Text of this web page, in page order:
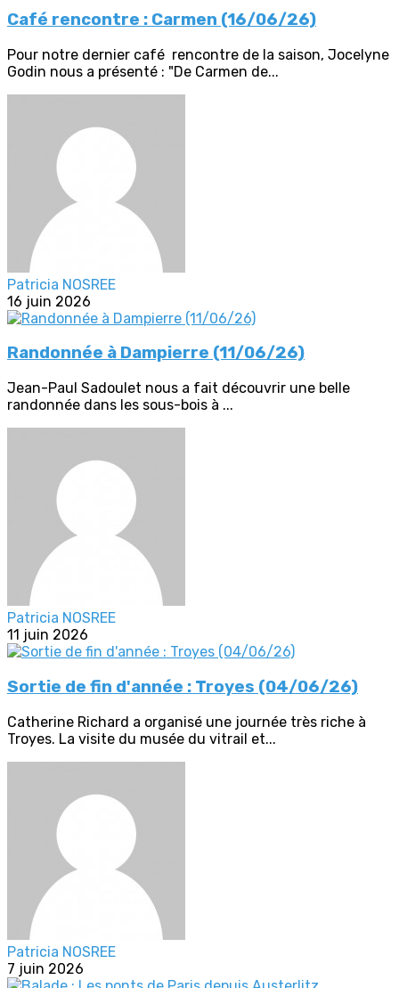
Café rencontre : Carmen (16/06/26)
Pour notre dernier café rencontre de la saison, Jocelyne
Godin nous a présenté : "De Carmen de...
Patricia NOSREE
16 juin 2026
Randonnée à Dampierre (11/06/26)
Jean-Paul Sadoulet nous a fait découvrir une belle
randonnée dans les sous-bois à ...
Patricia NOSREE
11 juin 2026
Sortie de fin d'année : Troyes (04/06/26)
Catherine Richard a organisé une journée très riche à
Troyes. La visite du musée du vitrail et...
Patricia NOSREE
7 juin 2026